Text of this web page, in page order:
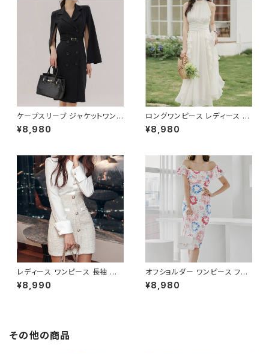
ビジネススーツ ロング パンツス
ーツ ロングパンツ ペプラム ノー
カラースーツ ペプラムジャケット
レディーススーツ 大きいサイズ
オフィス OL オフィスカジュアル
ビジネス 結婚式 パーティー お
呼ばれ ブラック ネイビー グレ
ー S M L XL 2XL 3XL 4XL 5
XL 10代 20代 30代 40代 C-
WAW1079
ワンピドレス OL エレガント フ
ォーマル ブラック ボルドー ホワ
イト 大きいサイズ きれいめ ドレ
スワンピース お呼ばれ 韓国 フ
ァッション オフィスカジュアル 韓
国風 キャバドレス ナイトドレス
ナイトワンピ カジュアル 10代 2
0代 30代 40代 C-OSS0127
ケープスリーブ ジャケットワンピ
ース ベルト付き ワンピース レデ
ィース 長袖 襟付き タイト スー
ート 二次会 結婚式 春 夏 秋 冬
お呼ばれ ブラック ベージュ お
しゃれ 高見え 20代 30代 40代
フォーマル 体型カバー 人気 トレ
ンド C-OSS0136
¥8,980
ロングワンピース レディース シ
フォン フリル ハイネック ノース
リーブ フレア Aライン エレガン
秋 冬 お呼ばれ デート 食事会
フォーマル リゾート パーティー
人気 大人可愛い ホワイト C-O
¥8,980
レディース ワンピース 長袖 シャ
ツワンピース ツイード切替 ミニ
ワンピース 上品 フォーマル ホ
冬 着痩せ効果 きちんと見え カ
¥8,990
オフショルダー ワンピース フラ
ワー柄 タイトワンピース ドレス
花柄ワンピ 春夏 エレガント 大
¥8,980
その他の商品